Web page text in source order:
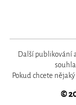
Další publikování
Pokud chcete
©